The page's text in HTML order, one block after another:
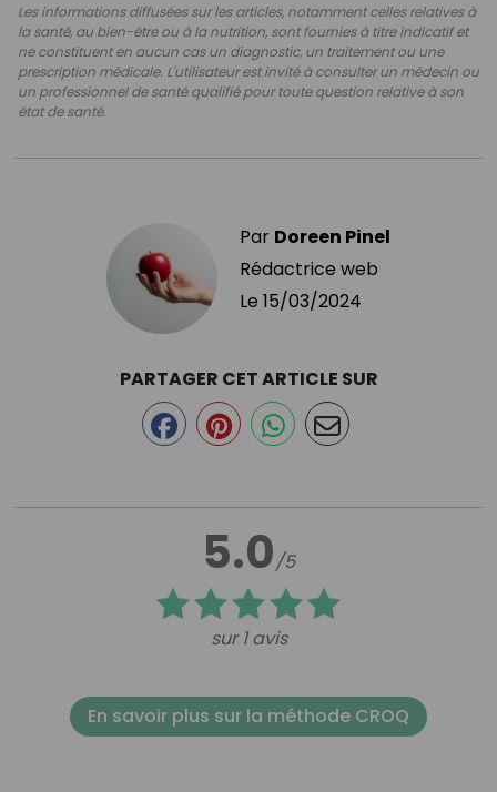
Les informations diffusées sur les articles, notamment celles relatives à
la santé, au bien-être ou à la nutrition, sont fournies à titre indicatif et
ne constituent en aucun cas un diagnostic, un traitement ou une
prescription médicale. L'utilisateur est invité à consulter un médecin ou
un professionnel de santé qualifié pour toute question relative à son
état de santé.
Par Doreen Pinel
Rédactrice web
Le 15/03/2024
5.0/5
sur 1 avis
PARTAGER CET ARTICLE SUR
En savoir plus sur la méthode CROQ